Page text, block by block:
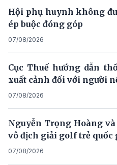
Hội phụ huynh không
ép buộc đóng góp
07/08/2026
Cục Thuế hướng dẫn
xuất cảnh đối với người
07/08/2026
Nguyễn Trọng Hoàng
vô địch giải golf trẻ quốc
07/08/2026